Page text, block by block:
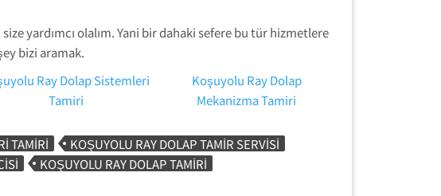
yardımcı olalım. Yani bir dahaki sefere bu tür hizmetlere
bizi aramak.
Ray Dolap Sistemleri
Tamiri
Koşuyolu Ray Dolap
Mekanizma Tamiri
TAMIRI
KOŞUYOLU RAY DOLAP TAMIR SERVISI
KOŞUYOLU RAY DOLAP TAMIRI